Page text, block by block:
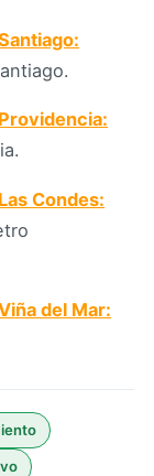
Condes:
del Mar: